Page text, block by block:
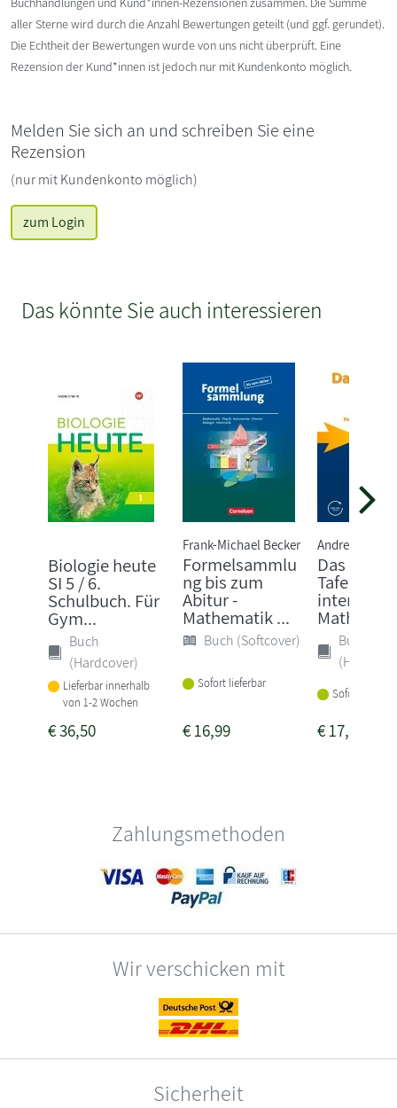
aller Sterne wird durch die Anzahl Bewertungen geteilt (und ggf. gerundet).
Die Echtheit der Bewertungen wurde von uns nicht überprüft. Eine
Rezension der Kund*innen ist jedoch nur mit Kundenkonto möglich.
Melden Sie sich an und schreiben Sie eine
Rezension
(nur mit Kundenkonto möglich)
zum Login
Das könnte Sie auch interessieren
Biologie heute
SI 5 / 6.
Schulbuch. Für
Gym...
Buch
(Hardcover)
Lieferbar innerhalb
von 1-2 Wochen
€36,50
Frank-Michael Becker
Formelsammlu
ng bis zum
Abitur -
Mathematik ...
Buch (Softcover)
Sofort lieferbar
€16,99
Andreas
Das große
Tafelwerk
interaktiv
Buch
Sofort
€17,50
Zahlungsmethoden
Wir verschicken mit
Sicherheit